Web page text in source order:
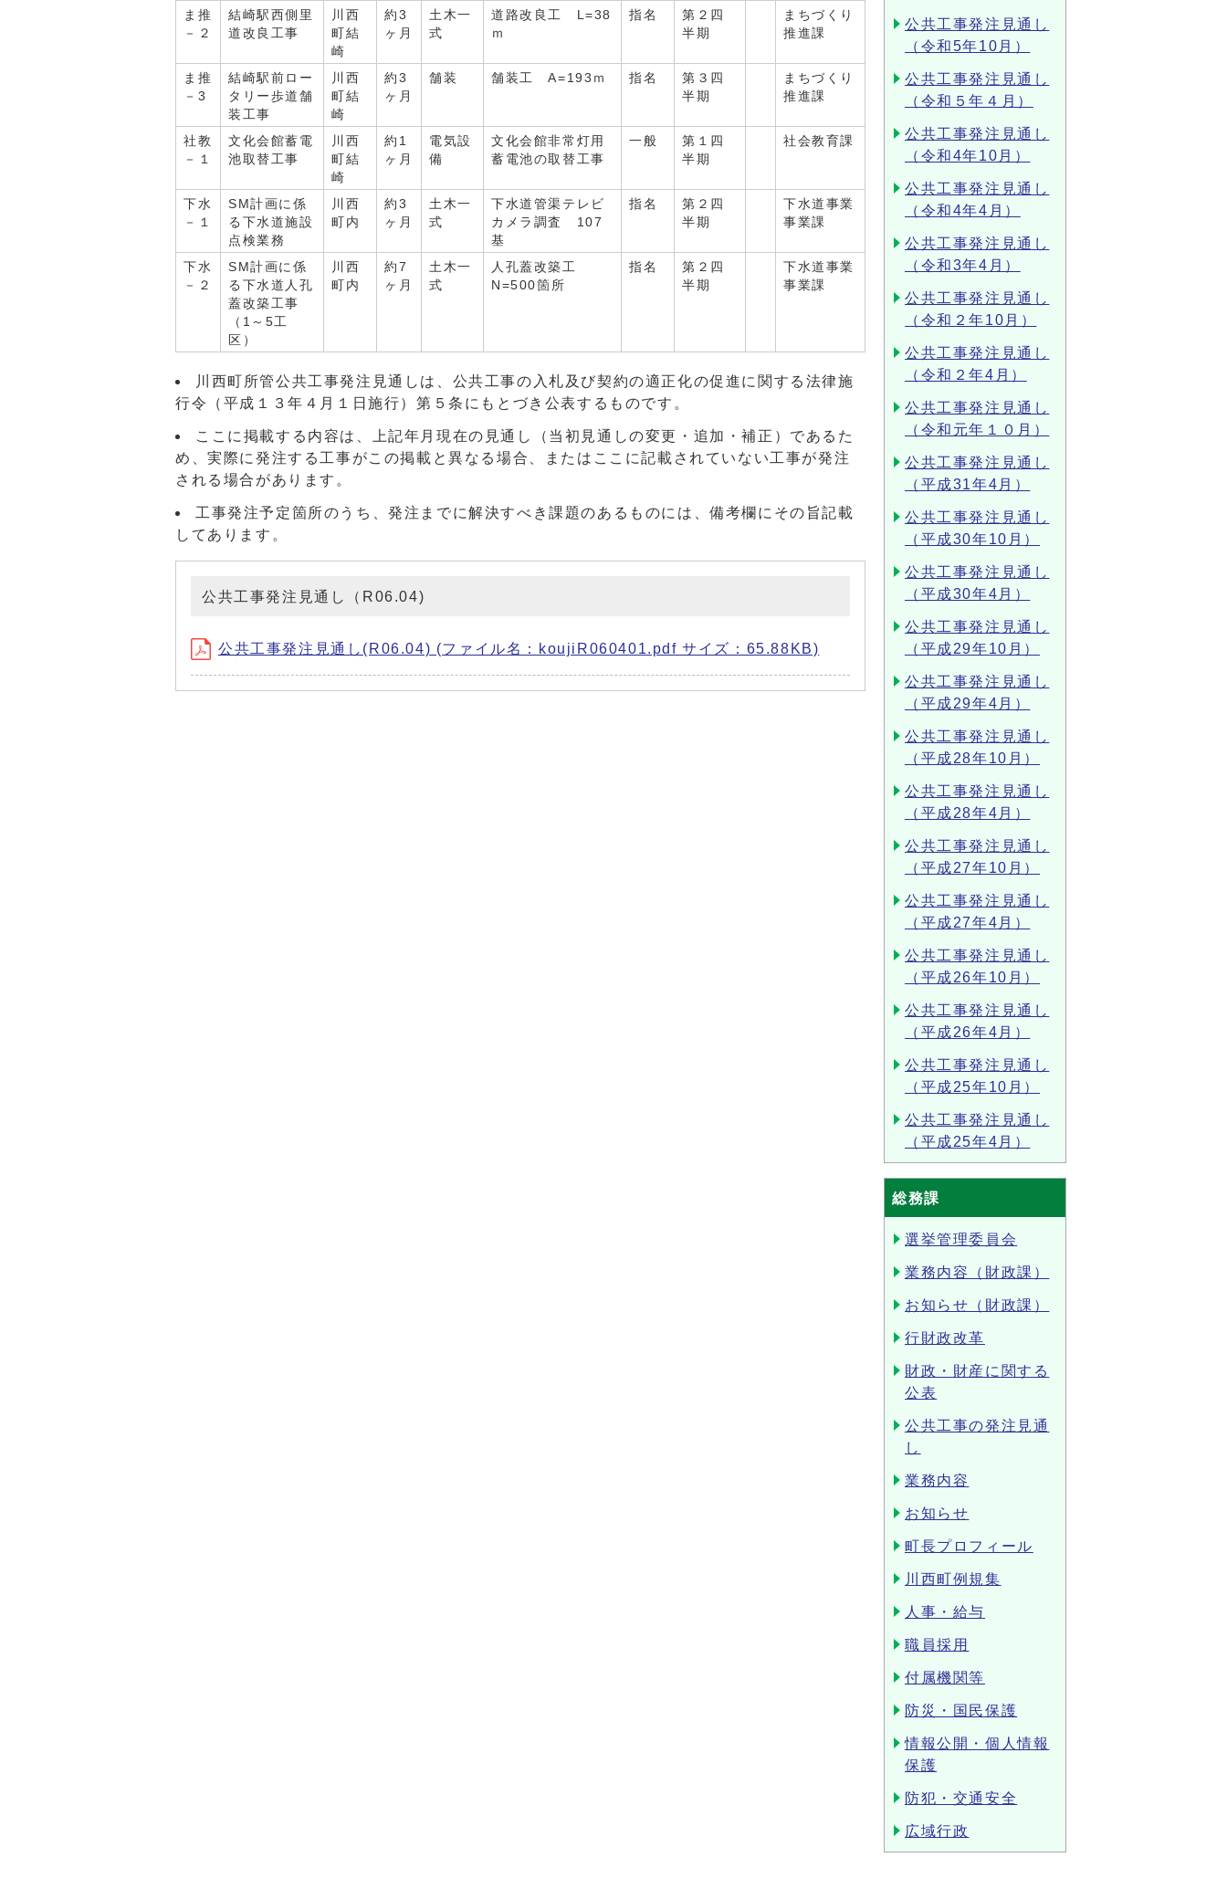
ま推
－２
結崎駅西側里
道改良工事
川西
町結
崎
約3
ヶ月
土木一
式
道路改良工 L=38
ｍ
指名
第２四
半期
まちづくり
推進課
ま推
－3
結崎駅前ロー
タリー歩道舗
装工事
川西
町結
崎
約3
ヶ月
舗装 舗装工 A=193ｍ 指名
第３四
半期
まちづくり
推進課
社教
－１
文化会館蓄電
池取替工事
川西
町結
崎
約1
ヶ月
電気設
備
文化会館非常灯用
蓄電池の取替工事
一般
第１四
半期
社会教育課
下水
－１
SM計画に係
る下水道施設
点検業務
川西
町内
約3
ヶ月
土木一
式
下水道管渠テレビ
カメラ調査 107
基
指名
第２四
半期
下水道事業
事業課
下水
－２
SM計画に係
る下水道人孔
蓋改築工事
（1～5工
区）
川西
町内
約7
ヶ月
土木一
式
人孔蓋改築工
N=500箇所
指名
第２四
半期
下水道事業
事業課
川西町所管公共工事発注見通しは、公共工事の入札及び契約の適正化の促進に関する法律施
行令（平成１３年４月１日施行）第５条にもとづき公表するものです。
ここに掲載する内容は、上記年月現在の見通し（当初見通しの変更・追加・補正）であるた
め、実際に発注する工事がこの掲載と異なる場合、またはここに記載されていない工事が発注
される場合があります。
工事発注予定箇所のうち、発注までに解決すべき課題のあるものには、備考欄にその旨記載
してあります。
公共工事発注見通し（R06.04)
公共工事発注見通し(R06.04) (ファイル名：koujiR060401.pdf サイズ：65.88KB)
公共工事発注見通し
（令和5年10月）
公共工事発注見通し
（令和５年４月）
公共工事発注見通し
（令和4年10月）
公共工事発注見通し
（令和4年4月）
公共工事発注見通し
（令和3年4月）
公共工事発注見通し
（令和２年10月）
公共工事発注見通し
（令和２年4月）
公共工事発注見通し
（令和元年１０月）
公共工事発注見通し
（平成31年4月）
公共工事発注見通し
（平成30年10月）
公共工事発注見通し
（平成30年4月）
公共工事発注見通し
（平成29年10月）
公共工事発注見通し
（平成29年4月）
公共工事発注見通し
（平成28年10月）
公共工事発注見通し
（平成28年4月）
公共工事発注見通し
（平成27年10月）
公共工事発注見通し
（平成27年4月）
公共工事発注見通し
（平成26年10月）
公共工事発注見通し
（平成26年4月）
公共工事発注見通し
（平成25年10月）
公共工事発注見通し
（平成25年4月）
総務課
選挙管理委員会
業務内容（財政課）
お知らせ（財政課）
行財政改革
財政・財産に関する
公表
公共工事の発注見通
し
業務内容
お知らせ
町長プロフィール
川西町例規集
人事・給与
職員採用
付属機関等
防災・国民保護
情報公開・個人情報
保護
防犯・交通安全
広域行政